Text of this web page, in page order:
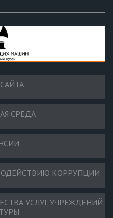
СРЕДА
КОРРУПЦИИ
УСЛУГ УЧРЕЖДЕНИЙ